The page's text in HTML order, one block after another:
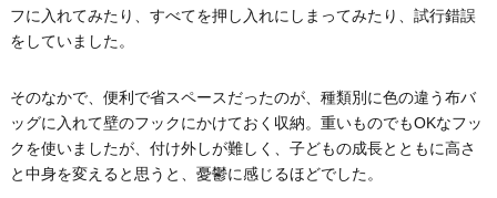
フに入れてみたり、すべてを押し入れにしまってみたり、試行錯誤
をしていました。
そのなかで、便利で省スペースだったのが、種類別に色の違う布バ
ッグに入れて壁のフックにかけておく収納。重いものでもOKなフッ
クを使いましたが、付け外しが難しく、子どもの成長とともに高さ
と中身を変えると思うと、憂鬱に感じるほどでした。